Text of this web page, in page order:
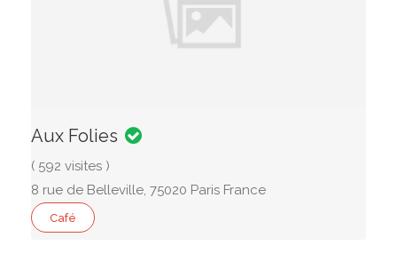
Aux Folies
( 592 visites )
8 rue de Belleville, 75020 Paris France
Café